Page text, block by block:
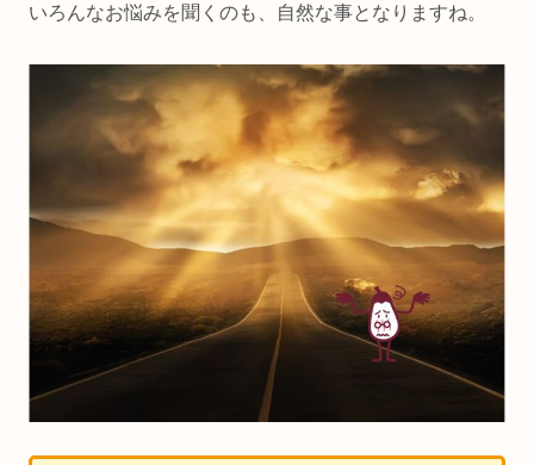
いろんなお悩みを聞くのも、自然な事となりますね。